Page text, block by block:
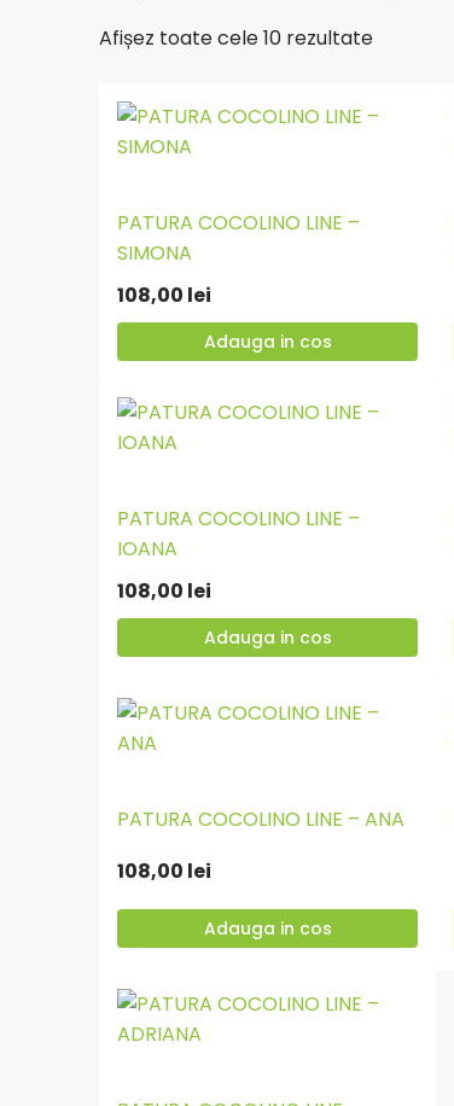
Afișez toate cele 10 rezultateSortat
PATURA COCOLINO LINE –
SIMONA
108,00 lei
Adauga in cos
Adauga
cos
PATURA COCOLINO LINE –
IOANA
108,00 lei
Adauga in cos
Adauga
cos
PATURA COCOLINO LINE – ANA
108,00 lei
Adauga in cos
in